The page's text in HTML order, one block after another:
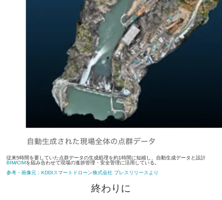
従来5時間を要していた点群データの生成処理を約1時間に短縮し、自動生成データと設計
BIM/CIMを組み合わせて現場の進捗管理・安全管理に活用している。
参考・画像元：KDDIスマートドローン株式会社 プレスリリースより
終わりに